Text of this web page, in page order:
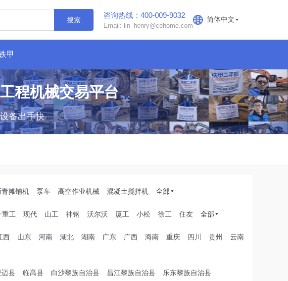
搜索
咨询热线：400-009-9032
Email: lin_henry@cehome.com
简体中文
甲
程机械交易平台
备出手快
青摊铺机 泵车 高空作业机械 混凝土搅拌机 全部
重工 现代 山工 神钢 沃尔沃 厦工 小松 徐工 住友 全部
西 山东 河南 湖北 湖南 广东 广西 海南 重庆 四川 贵州
云南
迈县 临高县 白沙黎族自治县 昌江黎族自治县
乐东黎族自治县